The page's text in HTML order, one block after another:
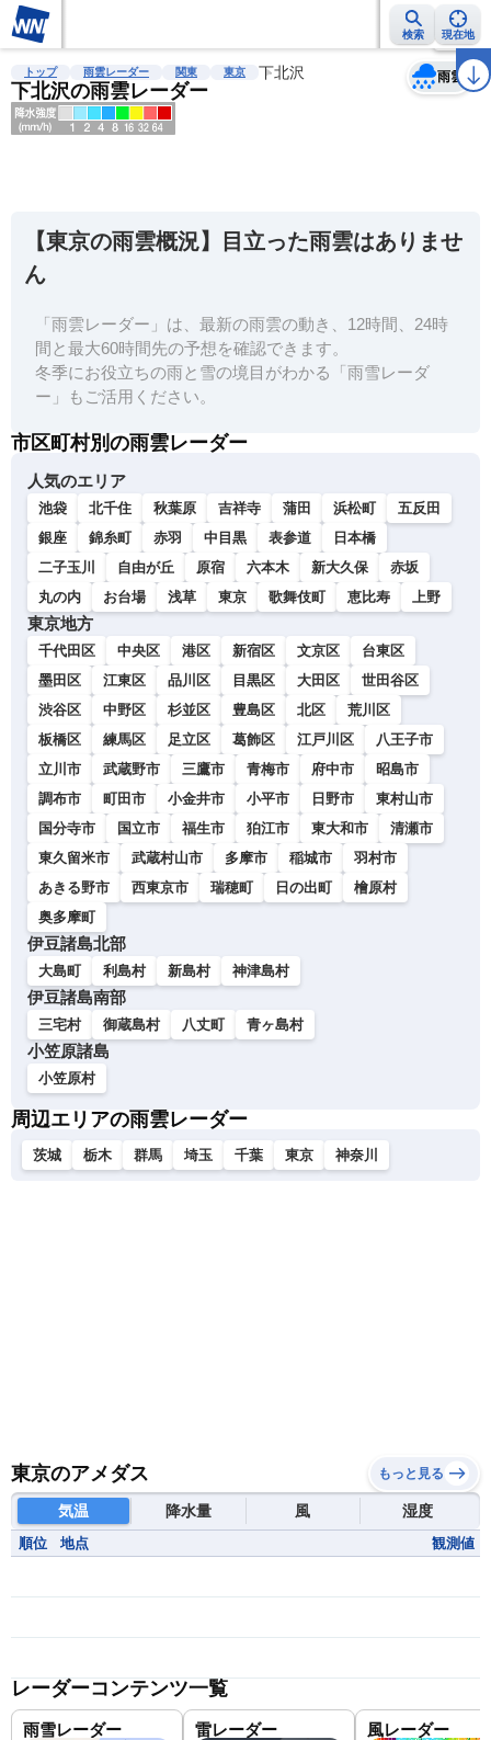
検索 現在地
雨雲レーダー 台風情報 地震情報 警報・注意報 2週間天気 ラ
トップ 雨雲レーダー 関東 東京 下北沢
下北沢の雨雲レーダー
雨雲
天気 台風
【東京の雨雲概況】目立った雨雲はありませ
ん
「雨雲レーダー」は、最新の雨雲の動き、12時間、24時
間と最大60時間先の予想を確認できます。
冬季にお役立ちの雨と雪の境目がわかる「雨雪レーダ
ー」もご活用ください。
市区町村別の雨雲レーダー
人気のエリア
池袋 北千住 秋葉原 吉祥寺 蒲田 浜松町
五反田
銀座
錦糸町 赤羽 中目黒 表参道
日本橋
二子玉川
自由が丘 原宿 六本木 新大久保
赤坂
丸の内
お台場 浅草 東京 歌舞伎町 恵比寿 上野
東京地方
千代田区 中央区 港区 新宿区 文京区
台東区
墨田区
江東区 品川区 目黒区 大田区
世田谷区
渋谷区
中野区 杉並区 豊島区 北区
荒川区
板橋区
練馬区 足立区 葛飾区 江戸川区
八王子市
立川市
武蔵野市 三鷹市 青梅市 府中市
昭島市
調布市
町田市 小金井市 小平市 日野市
東村山市
国分寺市
国立市 福生市 狛江市 東大和市
清瀬市
東久留米市
武蔵村山市 多摩市 稲城市
羽村市
あきる野市
西東京市 瑞穂町 日の出町
檜原村
奥多摩町
伊豆諸島北部
大島町 利島村 新島村 神津島村
伊豆諸島南部
三宅村 御蔵島村 八丈町 青ヶ島村
小笠原諸島
小笠原村
周辺エリアの雨雲レーダー
茨城 栃木 群馬 埼玉 千葉 東京 神奈川
東京のアメダス もっと見る
気温 降水量 風 湿度
順位 地点 観測値
レーダーコンテンツ一覧
雨雪レーダー 雷レーダー 風レーダー